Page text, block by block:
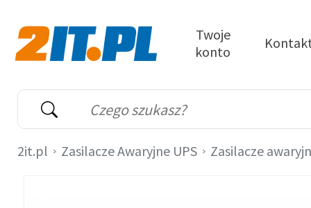
Wyszukiwarka
Słowo kluczowe
Twoje
konto
2it.pl Zasilacze Awaryjne UPS Zasilacze